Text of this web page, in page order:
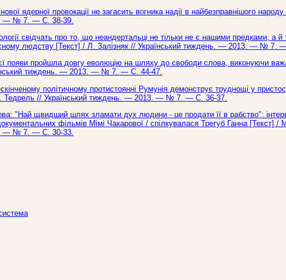
ядерної провокації не загасить вогника надії в найбезправнішого
— № 7. — С. 38-39.
свідчать про то, що неандертальці не тільки не є нашими предками, а
людству [Текст] / Л. Залізняк // Український тиждень. — 2013. — № 7.
появи пройшла довгу еволюцію на шляху до свободи слова, виконуючи
тиждень. — 2013. — № 7. — С. 44-47.
політичному протистоянні Румунія демонструє труднощі у
Тедрель // Український тиждень. — 2013. — № 7. — С. 36-37.
"Най щвидший шлях зламати дух людини - це продати її в рабство":
фільмів Мімі Чакарової / спілкувалася Трегуб Ганна [Текст] /
— № 7. — С. 30-33.